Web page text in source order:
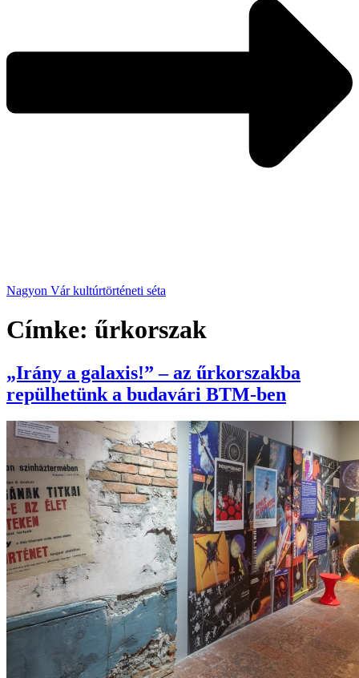
Nagyon Vár kultúrtörténeti séta
Címke: űrkorszak
„Irány a galaxis!” – az űrkorszakba
repülhetünk a budavári BTM-ben